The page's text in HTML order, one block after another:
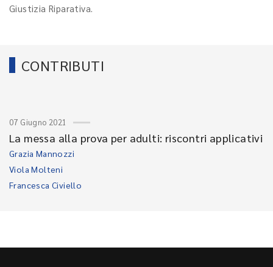
Giustizia Riparativa.
CONTRIBUTI
07 Giugno 2021
La messa alla prova per adulti: riscontri applicativi
Grazia Mannozzi
Viola Molteni
Francesca Civiello